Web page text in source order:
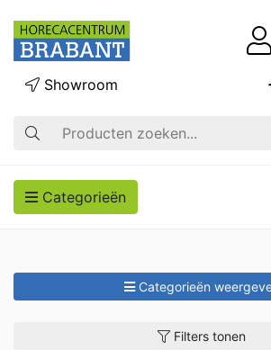
Zoek op
Showroom
Categorieën
Categorieën
Filters tonen